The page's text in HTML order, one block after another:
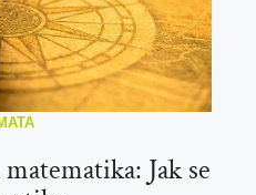
Jak se